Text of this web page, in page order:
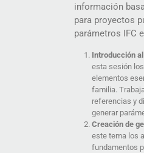
información
para proyectos
parámetros IFC
Introducción
esta sesión
elementos
familia.
referencias y
generar
Creación de
este tema los
fundamentos